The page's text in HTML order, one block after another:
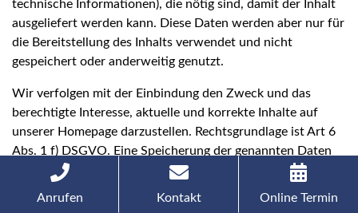
technische Informationen), die nötig sind, damit der Inhalt
ausgeliefert werden kann. Diese Daten werden aber nur für
die Bereitstellung des Inhalts verwendet und nicht
gespeichert oder anderweitig genutzt.
Wir verfolgen mit der Einbindung den Zweck und das
berechtigte Interesse, aktuelle und korrekte Inhalte auf
unserer Homepage darzustellen. Rechtsgrundlage ist Art 6
Abs. 1 f) DSGVO. Eine Speicherung der genannten Daten
erfolgt durch uns aufgrund dieser Einbindung nicht.
Weitere Informationen zur Datenverarbeitung durch
Anrufen Kontakt Online Termin